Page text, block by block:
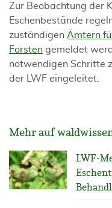
Zur Beobachtung der
Eschenbestände
zuständigen Ämtern
Forsten gemeldet
notwendigen Schritte
der LWF eingeleitet.
Mehr auf
LWF-